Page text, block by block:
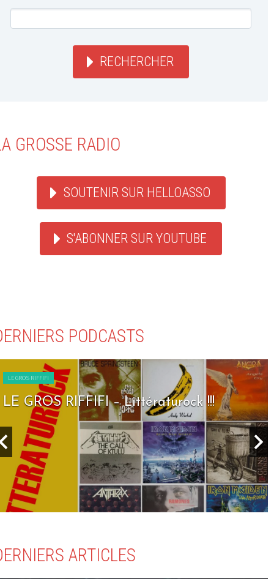
RECHERCHER
GROSSE RADIO
SOUTENIR SUR HELLOASSO
S'ABONNER SUR YOUTUBE
PODCASTS
LE GROS RIFFIFI
LE GROS RIFFIFI – Littératurock !!!
ARTICLES